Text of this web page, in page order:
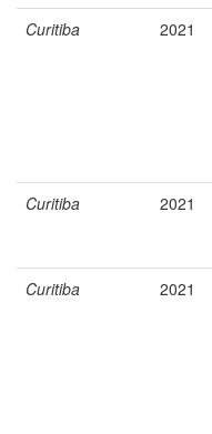
Curitiba 2021
Curitiba 2021
Curitiba 2021